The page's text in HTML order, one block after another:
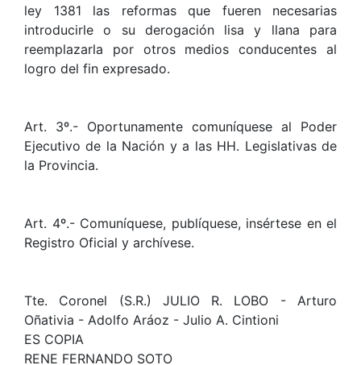
ley 1381 las reformas que fueren necesarias
introducirle o su derogación lisa y llana para
reemplazarla por otros medios conducentes al
logro del fin expresado.
Art. 3º.- Oportunamente comuníquese al Poder
Ejecutivo de la Nación y a las HH. Legislativas de
la Provincia.
Art. 4º.- Comuníquese, publíquese, insértese en el
Registro Oficial y archívese.
Tte. Coronel (S.R.) JULIO R. LOBO - Arturo
Oñativia - Adolfo Aráoz - Julio A. Cintioni
ES COPIA
RENE FERNANDO SOTO